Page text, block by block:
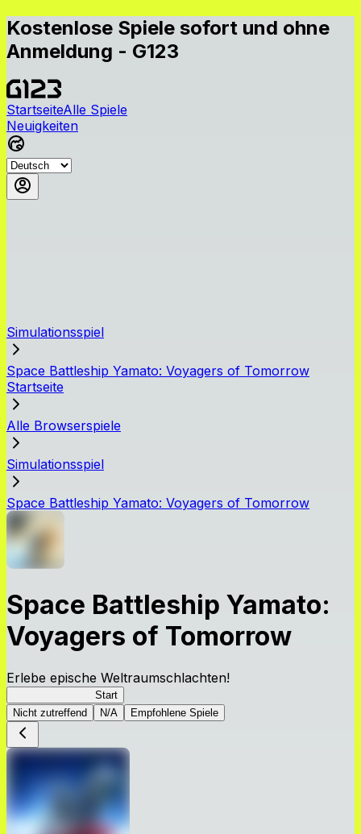
Kostenlose Spiele sofort und ohne
Anmeldung - G123
StartseiteAlle Spiele
Neuigkeiten
Simulationsspiel
Space Battleship Yamato: Voyagers of Tomorrow
Startseite
Alle Browserspiele
Simulationsspiel
Space Battleship Yamato: Voyagers of Tomorrow
Space Battleship Yamato:
Voyagers of Tomorrow
Erlebe epische Weltraumschlachten!
Start
Nicht zutreffend
N/A Empfohlene Spiele